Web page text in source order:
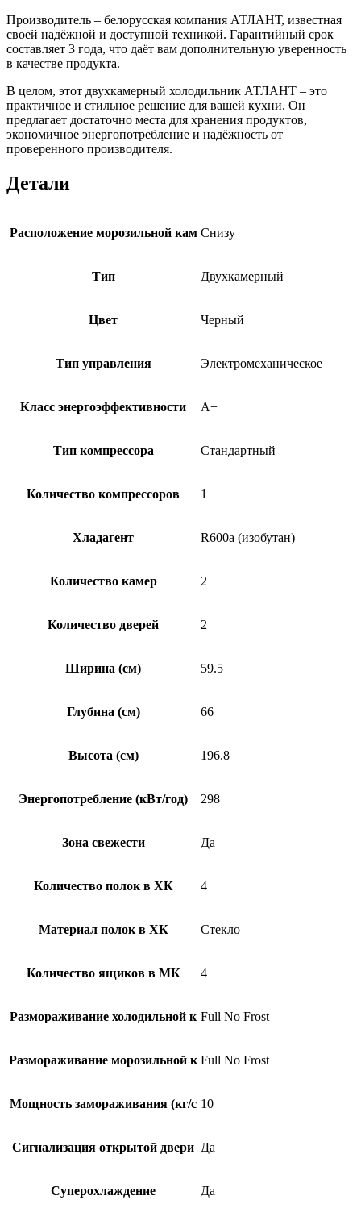
Производитель – белорусская компания АТЛАНТ, известная
своей надёжной и доступной техникой. Гарантийный срок
составляет 3 года, что даёт вам дополнительную уверенность
в качестве продукта.
В целом, этот двухкамерный холодильник АТЛАНТ – это
практичное и стильное решение для вашей кухни. Он
предлагает достаточно места для хранения продуктов,
экономичное энергопотребление и надёжность от
проверенного производителя.
Детали
Расположение морозильной кам Снизу
Тип Двухкамерный
Цвет Черный
Тип управления Электромеханическое
Класс энергоэффективности A+
Тип компрессора Стандартный
Количество компрессоров 1
Хладагент R600a (изобутан)
Количество камер 2
Количество дверей 2
Ширина (см) 59.5
Глубина (см) 66
Высота (см) 196.8
Энергопотребление (кВт/год) 298
Зона свежести Да
Количество полок в ХК 4
Материал полок в ХК Стекло
Количество ящиков в МК 4
Размораживание холодильной к Full No Frost
Размораживание морозильной к Full No Frost
Мощность замораживания (кг/c 10
Сигнализация открытой двери Да
Суперохлаждение Да